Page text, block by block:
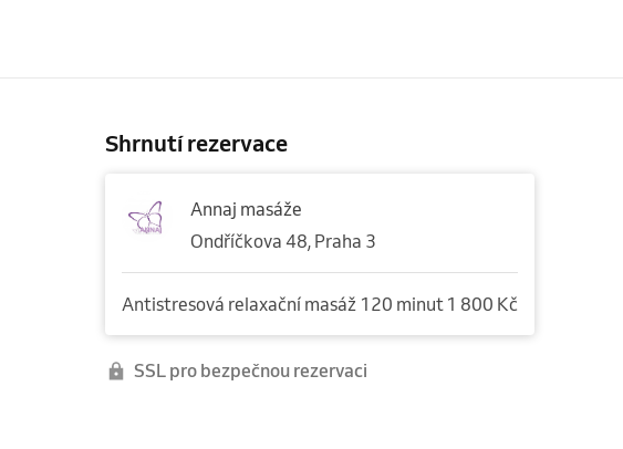
Shrnutí rezervace
Annaj masáže
Ondříčkova 48, Praha 3
Antistresová relaxační masáž 120 minut 1 800 Kč
SSL pro bezpečnou rezervaci